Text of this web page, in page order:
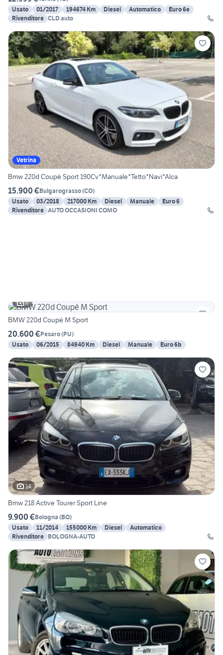
Usato
01/2017 194674 Km Diesel Automatico
Euro 6e
Rivenditore CLD auto
Vetrina
Bmw 220d Coupé Sport 190Cv*Manuale*Tetto*Navi*Alca
15.900 €Bulgarograsso(CO)
Usato
03/2018 217000 Km Diesel Manuale
Euro 6
Rivenditore AUTO OCCASIONI COMO
6
BMW 220d Coupé M Sport
20.600 €Pesaro(PU)
Usato
06/2015 84940 Km Diesel Manuale Euro 6b
14
Bmw 218 Active Tourer Sport Line
9.900 €Bologna (BO)
Usato
11/2014 155000 Km Diesel
Automatico
Rivenditore BOLOGNA-AUTO